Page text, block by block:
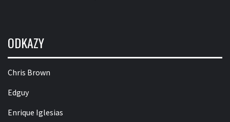
ODKAZY
Chris Brown
Edguy
Enrique Iglesias